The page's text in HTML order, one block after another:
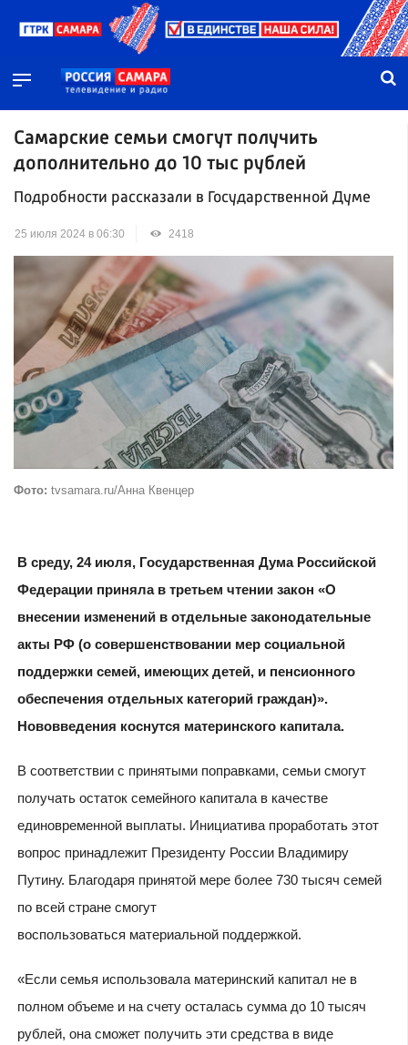
Самарские семьи смогут получить
дополнительно до 10 тыс рублей
Подробности рассказали в Государственной Думе
25 июля 2024 в 06:30 2418
Фото: tvsamara.ru/Анна Квенцер
В среду, 24 июля, Государственная Дума Российской
Федерации приняла в третьем чтении закон «О
внесении изменений в отдельные законодательные
акты РФ (о совершенствовании мер социальной
поддержки семей, имеющих детей, и пенсионного
обеспечения отдельных категорий граждан)».
Нововведения коснутся материнского капитала.
В соответствии с принятыми поправками, семьи смогут
получать остаток семейного капитала в качестве
единовременной выплаты. Инициатива проработать этот
вопрос принадлежит Президенту России Владимиру
Путину. Благодаря принятой мере более 730 тысяч семей
по всей стране смогут
воспользоваться материальной поддержкой.
«Если семья использовала материнский капитал не в
полном объеме и на счету осталась сумма до 10 тысяч
рублей, она сможет получить эти средства в виде